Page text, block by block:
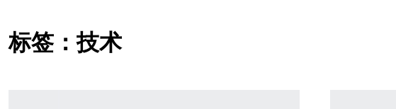
标签：技术